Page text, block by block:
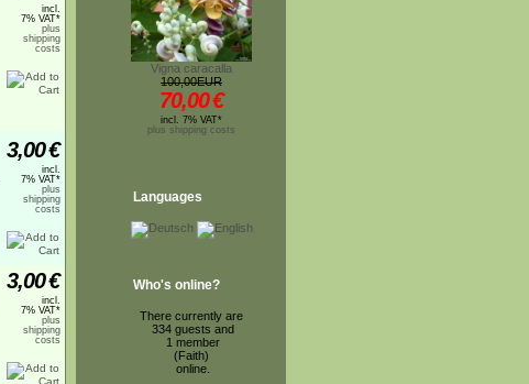
incl.
7% VAT*
plus
shipping
costs
3,00€
incl.
7% VAT*
plus
shipping
costs
3,00€
incl.
7% VAT*
plus
shipping
costs
Vigna caracalla
100,00EUR
70,00€
incl. 7% VAT*
plus shipping costs
Languages
Who's online?
There currently are
334 guests and
1 member
(Faith)
online.